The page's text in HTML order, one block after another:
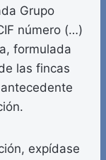
Grupo
número (…)
formulada
las fincas
expídase